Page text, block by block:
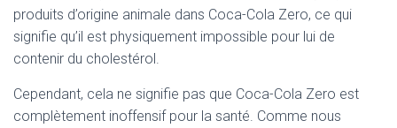
produits d’origine animale dans Coca-Cola Zero, ce qui
signifie qu’il est physiquement impossible pour lui de
contenir du cholestérol.
Cependant, cela ne signifie pas que Coca-Cola Zero est
complètement inoffensif pour la santé. Comme nous